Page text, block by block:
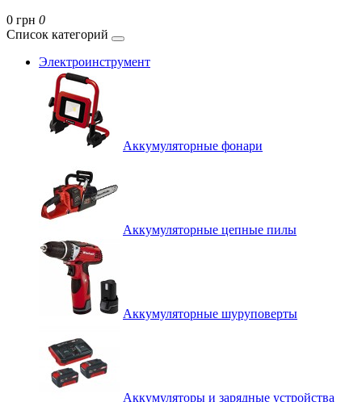
0 грн 0
Список категорий
Электроинструмент
Аккумуляторные фонари
Аккумуляторные цепные пилы
Аккумуляторные шуруповерты
Аккумуляторы и зарядные устройства